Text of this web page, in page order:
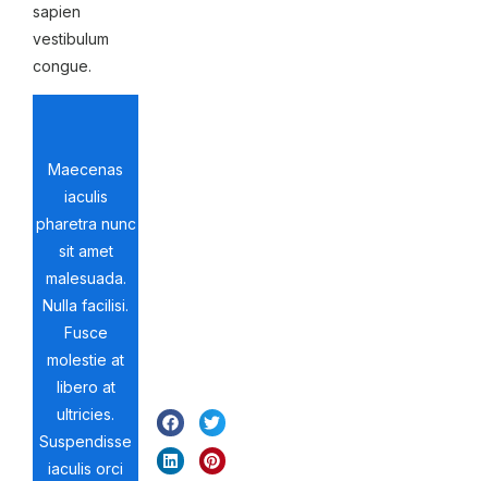
sapien
vestibulum
congue.
Maecenas
iaculis
pharetra nunc
sit amet
malesuada.
Nulla facilisi.
Fusce
molestie at
libero at
ultricies.
Suspendisse
iaculis orci